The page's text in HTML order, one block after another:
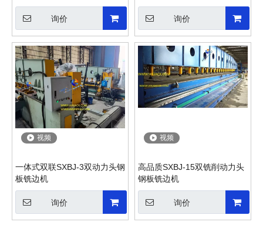
询价 询价
视频
一体式双联SXBJ-3双动力头钢
板铣边机
询价
视频
高品质SXBJ-15双铣削动力头
钢板铣边机
询价